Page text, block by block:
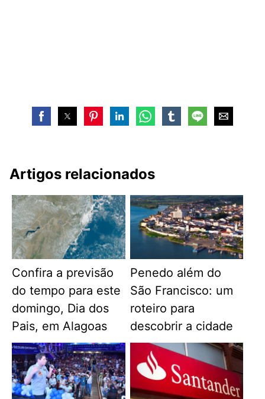
Artigos relacionados
Confira a previsão
do tempo para este
domingo, Dia dos
Pais, em Alagoas
Penedo além do
São Francisco: um
roteiro para
descobrir a cidade